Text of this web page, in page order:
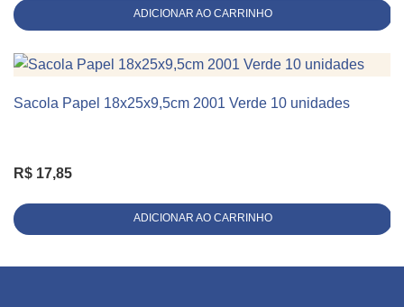
ADICIONAR AO CARRINHO
KIT 10 UNIDADES
Sacola Papel 18x25x9,5cm 2001 Verde 10 unidades
R$ 17,85
ADICIONAR AO CARRINHO